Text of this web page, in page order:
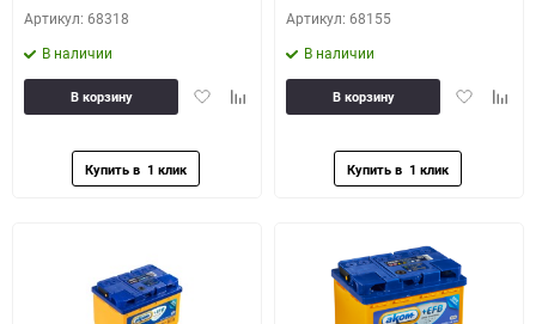
Артикул: 68318
В наличии
ДобавитьДобавить
В корзину
Артикул: 68155
В наличии
Добавить
В корзину